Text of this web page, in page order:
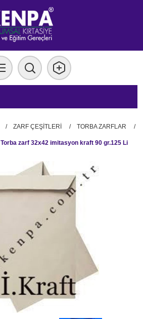
/ ZARF ÇEŞİTLERİ / TORBA ZARFLAR /
Torba zarf 32x42 imitasyon kraft 90 gr.125 Li